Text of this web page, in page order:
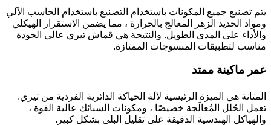
يتم تصنيع جميع المكونات باستخدام التصنيع باستخدام الحاسب الآلي
ومواد الحديد الزهر المعالج بالحرارة ، مما يضمن الاستقرار الهيكلي
والأداء على المدى الطويل. والنتيجة هي قماش تيري عالي الجودة
مناسب لتطبيقات المنسوجات الممتازة.
عمر ماكينة ممتد
المتانة هي الميزة الرئيسية لآلة الحياكة الدائرية الفردية من تيري.
تعمل الحُلل المُعالَجة خصيصًا ، ومكونات السبائك عالية القوة ،
والهياكل الهندسية الدقيقة على تقليل البلى بشكل كبير.